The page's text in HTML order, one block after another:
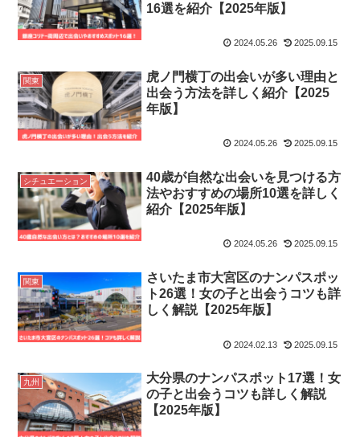
16選を紹介【2025年版】
2024.05.26 2025.09.15
関東
虎ノ門横丁の出会いが多い理由と
出会う方法を詳しく紹介【2025
年版】
2024.05.26 2025.09.15
シチュエーション
40歳が自然な出会いを見つける方
法やおすすめの場所10選を詳しく
紹介【2025年版】
2024.05.26 2025.09.15
関東
さいたま市大宮区のナンパスポッ
ト26選！女の子と出会うコツも詳
しく解説【2025年版】
2024.02.13 2025.09.15
九州
大分県のナンパスポット17選！女
の子と出会うコツも詳しく解説
【2025年版】